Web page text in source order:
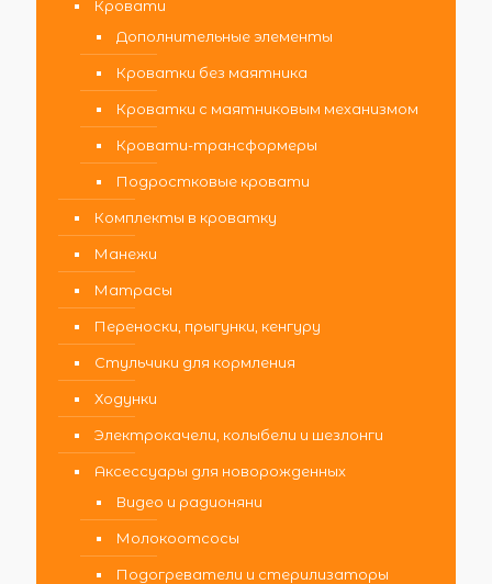
Кровати
Дополнительные элементы
Кроватки без маятника
Кроватки с маятниковым механизмом
Кровати-трансформеры
Подростковые кровати
Комплекты в кроватку
Манежи
Матрасы
Переноски, прыгунки, кенгуру
Стульчики для кормления
Ходунки
Электрокачели, колыбели и шезлонги
Аксессуары для новорожденных
Видео и радионяни
Молокоотсосы
Подогреватели и стерилизаторы